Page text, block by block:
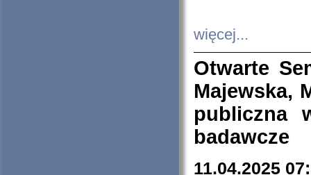
więcej...
Otwarte
Majewska,
publiczna
badawcze
11.04.2025